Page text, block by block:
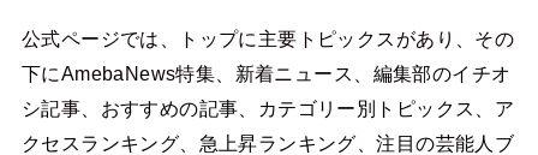
公式ページでは、トップに主要トピックスがあり、その
下にAmebaNews特集、新着ニュース、編集部のイチオ
シ記事、おすすめの記事、カテゴリー別トピックス、ア
クセスランキング、急上昇ランキング、注目の芸能人ブ